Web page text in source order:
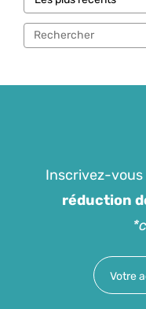
Inscrivez-vous
réduction